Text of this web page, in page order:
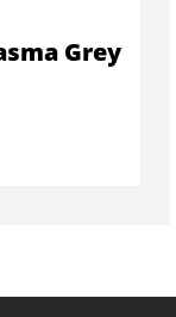
Grey